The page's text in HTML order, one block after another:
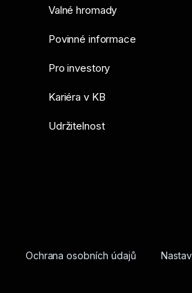
Valné hromady
Povinné informace
Pro investory
Kariéra v KB
Udržitelnost
Ochrana osobních údajů